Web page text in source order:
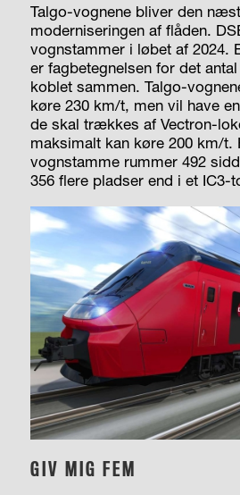
Talgo-vognene bliver den
moderniseringen af flåden.
vognstammer i løbet af 2024.
er fagbetegnelsen for det
koblet sammen. Talgo-
køre 230 km/t, men vil have
de skal trækkes af Vectron-
maksimalt kan køre 200 km/t.
vognstamme rummer 492
356 flere pladser end i et IC3-
GIV MIG FEM